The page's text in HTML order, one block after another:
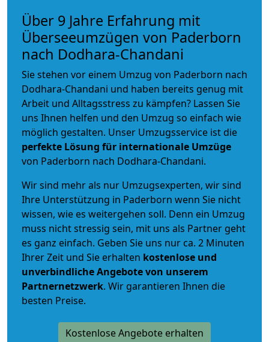
Über 9 Jahre Erfahrung mit
Überseeumzügen von Paderborn
nach Dodhara-Chandani
Sie stehen vor einem Umzug von Paderborn nach
Dodhara-Chandani und haben bereits genug mit
Arbeit und Alltagsstress zu kämpfen? Lassen Sie
uns Ihnen helfen und den Umzug so einfach wie
möglich gestalten. Unser Umzugsservice ist die
perfekte Lösung für internationale Umzüge
von Paderborn nach Dodhara-Chandani.
Wir sind mehr als nur Umzugsexperten, wir sind
Ihre Unterstützung in Paderborn wenn Sie nicht
wissen, wie es weitergehen soll. Denn ein Umzug
muss nicht stressig sein, mit uns als Partner geht
es ganz einfach. Geben Sie uns nur ca. 2 Minuten
Ihrer Zeit und Sie erhalten kostenlose und
unverbindlicheAngebote von unserem
Partnernetzwerk. Wir garantieren Ihnen die
besten Preise.
Kostenlose Angebote erhalten